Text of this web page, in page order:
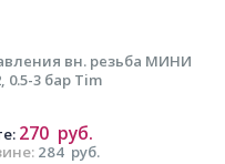
вн. резьба МИНИ
0.5-3 бар Tim
284 руб.
270 руб.